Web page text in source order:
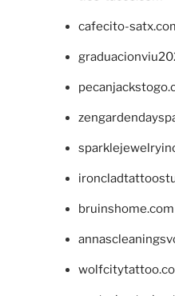
cafecito-
bruinshome.com